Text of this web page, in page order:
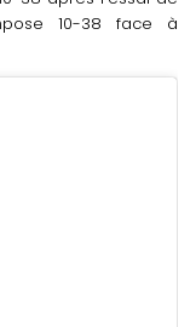
10-38 face à